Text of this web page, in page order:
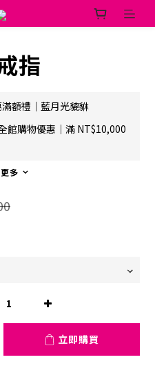
指
額禮｜藍月光貔貅
館購物優惠｜滿 NT$10,000
多
立即購買